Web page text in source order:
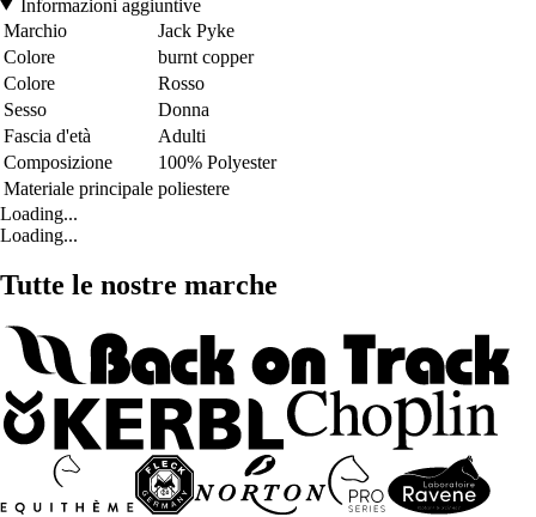
Informazioni aggiuntive
Marchio
Jack Pyke
Colore
burnt copper
Colore
Rosso
Sesso
Donna
Fascia d'età
Adulti
Composizione
100% Polyester
Materiale principale poliestere
Loading...
Loading...
Tutte le nostre marche